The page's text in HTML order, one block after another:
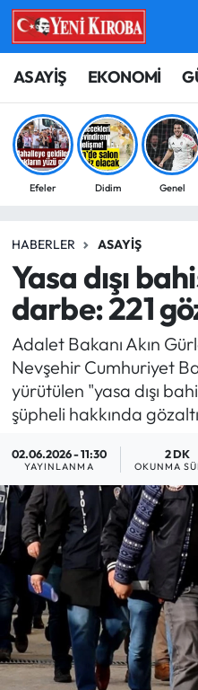
ASAYİŞ EKONOMİ
Efeler Didim Genel
HABERLER ASAYIŞ
Yasa dışı
darbe: 221
Adalet Bakanı Akın
Nevşehir Cumhuriyet
yürütülen "yasa dışı
şüpheli hakkında
02.06.2026 - 11:30
YAYINLANMA
2 DK
OKUNMA
ASAYİŞ
BİLİM-TEKNOLOJİ
ÇEVRE
EĞİTİM
EKONOMİ
GÜNCEL
GÜNDEM
SİYASET
SPOR
TARIM
TURİZM
Aydın Nöbetçi
Aydın Hava Durumu
Aydin Namaz
Süper Lig Puan
Tüm Manşetler
Son Dakika Haberleri
Haber Arşivi